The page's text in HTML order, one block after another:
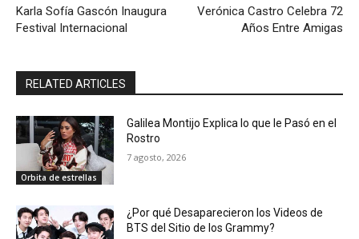
Karla Sofía Gascón Inaugura
Festival Internacional
Verónica Castro Celebra 72
Años Entre Amigas
RELATED ARTICLES
Orbita de estrellas
Galilea Montijo Explica lo que le Pasó en el
Rostro
7 agosto, 2026
¿Por qué Desaparecieron los Videos de
BTS del Sitio de los Grammy?